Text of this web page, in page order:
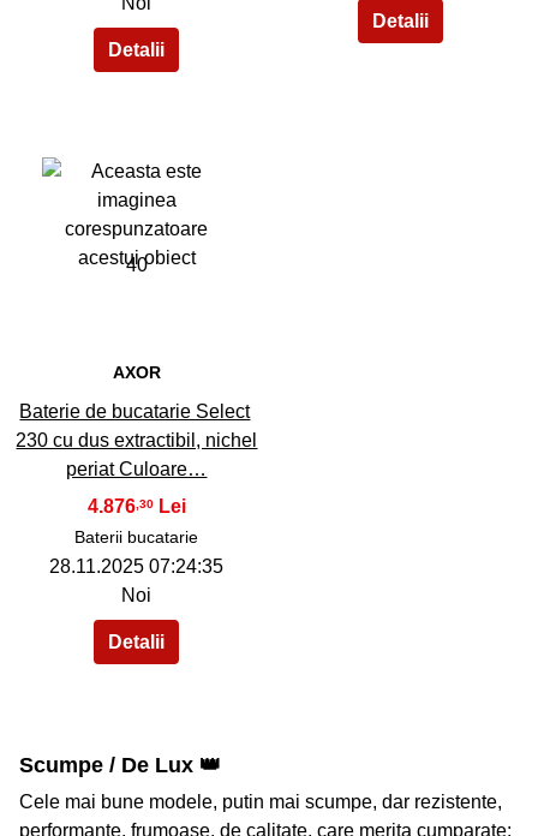
40
AXOR
Baterie de bucatarie Select
230 cu dus extractibil, nichel
periat Culoare…
4.876,30
Baterii bucatarie
28.11.2025 07:24:35
Noi
Scumpe / De Lux 👑
Cele mai bune modele, putin mai scumpe, dar rezistente,
performante, frumoase, de calitate, care merita cumparate: